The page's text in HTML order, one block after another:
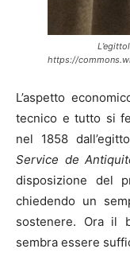
https://
L’aspetto
tecnico e tutto si
nel 1858
Service de
disposizione del
chiedendo un
sostenere. Ora il
sembra essere